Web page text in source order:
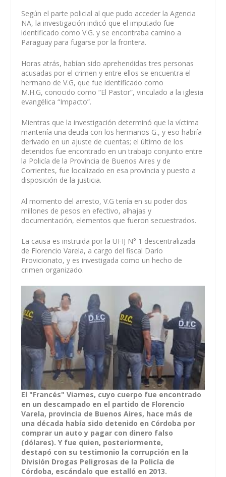
Según el parte policial al que pudo acceder la Agencia
NA, la investigación indicó que el imputado fue
identificado como V.G. y se encontraba camino a
Paraguay para fugarse por la frontera.
Horas atrás, habían sido aprehendidas tres personas
acusadas por el crimen y entre ellos se encuentra el
hermano de V.G, que fue identificado como
M.H.G, conocido como “El Pastor”, vinculado a la iglesia
evangélica “Impacto”.
Mientras que la investigación determinó que la víctima
mantenía una deuda con los hermanos G., y eso habría
derivado en un ajuste de cuentas; el último de los
detenidos fue encontrado en un trabajo conjunto entre
la Policía de la Provincia de Buenos Aires y de
Corrientes, fue localizado en esa provincia y puesto a
disposición de la justicia.
Al momento del arresto, V.G tenía en su poder dos
millones de pesos en efectivo, alhajas y
documentación, elementos que fueron secuestrados.
La causa es instruida por la UFIJ N° 1 descentralizada
de Florencio Varela, a cargo del fiscal Darío
Provicionato, y es investigada como un hecho de
crimen organizado.
El "Francés" Viarnes, cuyo cuerpo fue encontrado
en un descampado en el partido de Florencio
Varela, provincia de Buenos Aires, hace más de
una década había sido detenido en Córdoba por
comprar un auto y pagar con dinero falso
(dólares). Y fue quien, posteriormente,
destapó con su testimonio la corrupción en la
División Drogas Peligrosas de la Policía de
Córdoba, escándalo que estalló en 2013.